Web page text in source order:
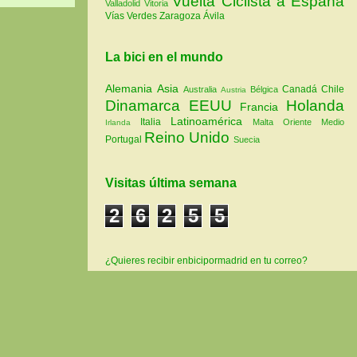
ValladolidVitoria
Vías Verdes Zaragoza Ávila
La bici en el mundo
Alemania Asia Australia Austria Bélgica Canadá Chile
Dinamarca EEUU Francia Holanda
Irlanda Italia Latinoamérica Malta Oriente Medio
Portugal Reino Unido Suecia
Visitas última semana
2 6 2 5 5
¿Quieres recibir enbicipormadrid en tu correo?